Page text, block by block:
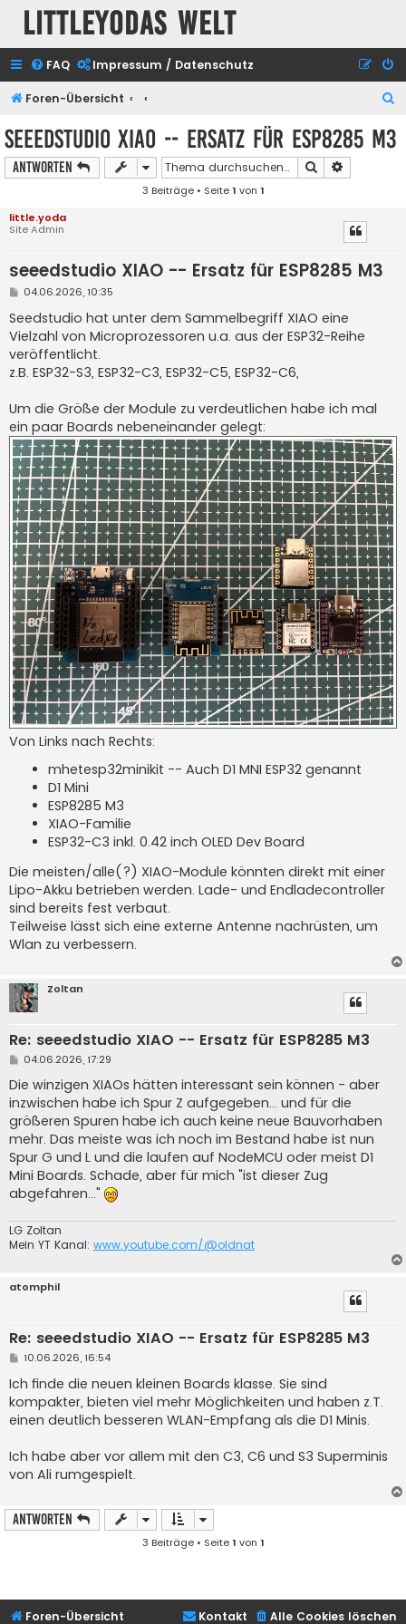
Littleyodas Welt
FAQ Impressum / Datenschutz
Foren-Übersicht
seeedstudio XIAO -- Ersatz für ESP8285 M3
Antworten Suche
3 Beiträge • Seite1 von 1
little.yoda
Site Admin
seeedstudio XIAO -- Ersatz für ESP8285 M3
B
i
t
r
a
g
04.06.2026, 10:35
Seedstudio hat unter dem Sammelbegriff XIAO eine
Vielzahl von Microprozessoren u.a. aus der ESP32-Reihe
veröffentlicht.
z.B. ESP32-S3, ESP32-C3, ESP32-C5, ESP32-C6,
Um die Größe der Module zu verdeutlichen habe ich mal
ein paar Boards nebeneinander gelegt:
Von Links nach Rechts:
mhetesp32minikit -- Auch D1 MNI ESP32 genannt
D1 Mini
ESP8285 M3
XIAO-Familie
ESP32-C3 inkl. 0.42 inch OLED Dev Board
Die meisten/alle(?) XIAO-Module könnten direkt mit einer
Lipo-Akku betrieben werden. Lade- und Endladecontroller
sind bereits fest verbaut.
Teilweise lässt sich eine externe Antenne nachrüsten, um
Wlan zu verbessern.
Zoltan
Re: seeedstudio XIAO -- Ersatz für ESP8285 M3
B
i
t
r
a
g
04.06.2026, 17:29
Die winzigen XIAOs hätten interessant sein können - aber
inzwischen habe ich Spur Z aufgegeben... und für die
größeren Spuren habe ich auch keine neue Bauvorhaben
mehr. Das meiste was ich noch im Bestand habe ist nun
Spur G und L und die laufen auf NodeMCU oder meist D1
Mini Boards. Schade, aber für mich "ist dieser Zug
abgefahren..."
LG Zoltan
Mein YT Kanal: www.youtube.com/@oldnat
atomphil
Re: seeedstudio XIAO -- Ersatz für ESP8285 M3
B
i
t
r
a
g
10.06.2026, 16:54
Ich finde die neuen kleinen Boards klasse. Sie sind
kompakter, bieten viel mehr Möglichkeiten und haben z.T.
einen deutlich besseren WLAN-Empfang als die D1 Minis.
Ich habe aber vor allem mit den C3, C6 und S3 Superminis
von Ali rumgespielt.
Antworten
3 Beiträge • Seite1 von 1
Foren-Übersicht Alle Cookies löschen
Kontakt